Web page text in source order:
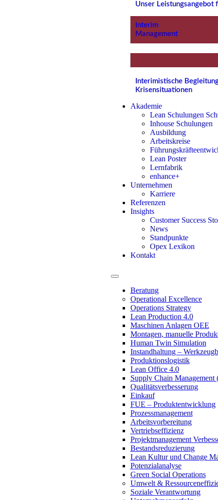
Unser Leistungsangebot
Interim
Management
Interimistische
Krisensituationen
Akademie
Lean Schulungen
Inhouse Schulungen
Ausbildung
Arbeitskreise
Lean Poster
Lernfabrik
enhance+
Unternehmen
Karriere
Referenzen
Insights
Customer Success
News
Standpunkte
Opex Lexikon
Kontakt
Beratung
Operational Excellence
Operations Strategy
Lean Production 4.0
Maschinen Anlagen OEE
Montagen, manuelle
Human Twin Simulation
Instandhaltung –
Produktionslogistik
Lean Office 4.0
Supply Chain Management
Qualitätsverbesserung
Einkauf
FUE – Produktentwicklung
Prozessmanagement
Arbeitsvorbereitung
Vertriebseffizienz
Projektmanagement
Bestandsreduzierung
Lean Kultur und Change
Potenzialanalyse
Green Social Operations
Umwelt &
Soziale Verantwortung